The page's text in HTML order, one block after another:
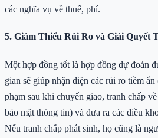
các nghĩa vụ về thuế, phí.
5. Giảm Thiểu Rủi Ro và Giải Quyết
Một hợp đồng tốt là hợp đồng dự đoán
gian sẽ giúp nhận diện các rủi ro tiềm
phạm sau khi chuyển giao, tranh chấp
bảo mật thông tin) và đưa ra các điều
Nếu tranh chấp phát sinh, họ cũng là